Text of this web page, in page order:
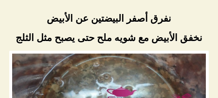
نفرق أصفر البيضتين عن الأبيض
نخفق الأبيض مع شويه ملح حتى يصبح مثل الثلج